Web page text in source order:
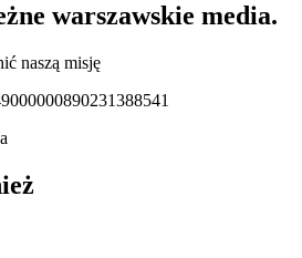
warszawskie media.
naszą misję